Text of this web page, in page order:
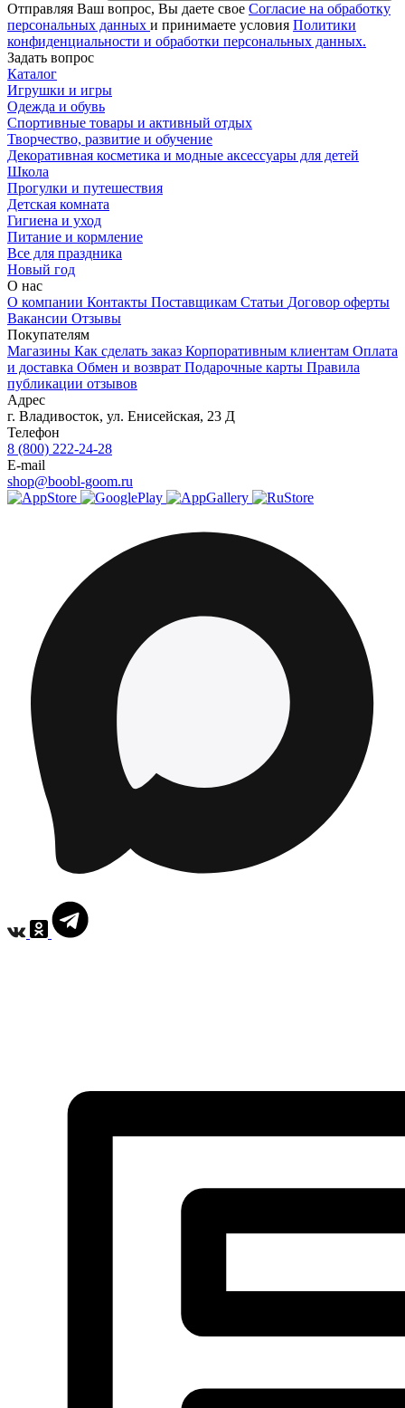
Отправляя Ваш вопрос, Вы даете свое Согласие на обработку
персональных данных и принимаете условия Политики
конфиденциальности и обработки персональных данных.
Задать вопрос
Каталог
Игрушки и игры
Одежда и обувь
Спортивные товары и активный отдых
Творчество, развитие и обучение
Декоративная косметика и модные аксессуары для детей
Школа
Прогулки и путешествия
Детская комната
Гигиена и уход
Питание и кормление
Все для праздника
Новый год
О нас
О компании Контакты Поставщикам Статьи Договор оферты
Вакансии Отзывы
Покупателям
Магазины Как сделать заказ Корпоративным клиентам Оплата
и доставка Обмен и возврат Подарочные карты Правила
публикации отзывов
Адрес
г. Владивосток, ул. Енисейская, 23 Д
Телефон
8 (800) 222-24-28
E-mail
shop@boobl-goom.ru